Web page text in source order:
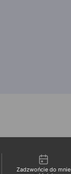
Zadzwońcie do mnie